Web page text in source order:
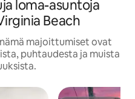
loma-asuntoja
Beach
majoittumiset ovat
puhtaudesta ja muista